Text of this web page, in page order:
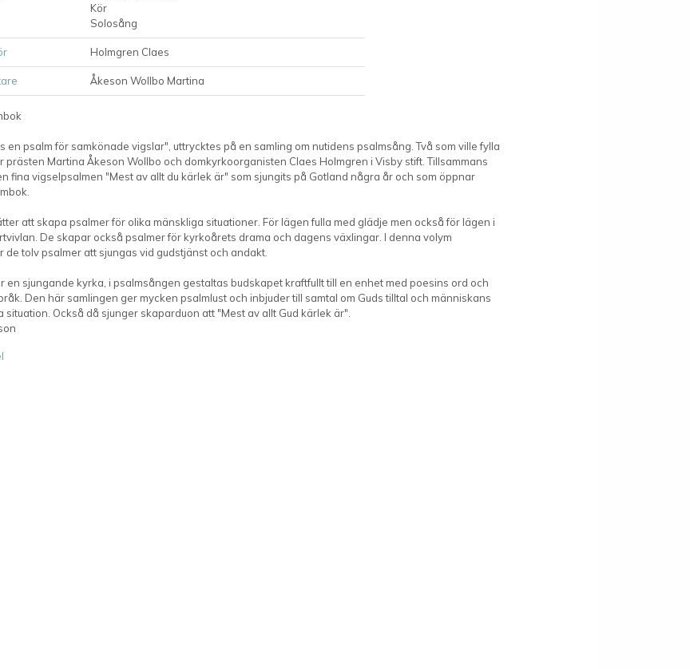
Kör
Solosång
Holmgren Claes
Åkeson Wollbo Martina
en psalm för samkönade vigslar", uttrycktes på en samling om nutidens psalmsång. Två som ville fylla
prästen Martina Åkeson Wollbo och domkyrkoorganisten Claes Holmgren i Visby stift. Tillsammans
fina vigselpsalmen "Mest av allt du kärlek är" som sjungits på Gotland några år och som öppnar
att skapa psalmer för olika mänskliga situationer. För lägen fulla med glädje men också för lägen i
De skapar också psalmer för kyrkoårets drama och dagens växlingar. I denna volym
de tolv psalmer att sjungas vid gudstjänst och andakt.
en sjungande kyrka, i psalmsången gestaltas budskapet kraftfullt till en enhet med poesins ord och
Den här samlingen ger mycken psalmlust och inbjuder till samtal om Guds tilltal och människans
situation. Också då sjunger skaparduon att "Mest av allt Gud kärlek är".